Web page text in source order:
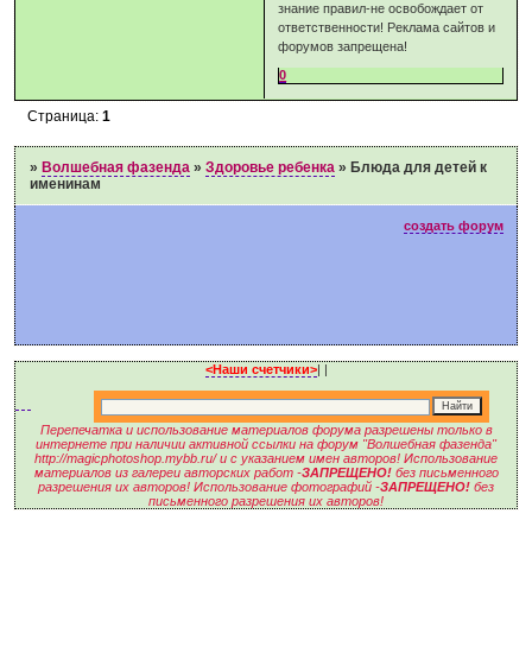
знание правил-не освобождает от
ответственности! Реклама сайтов и
форумов запрещена!
0
Страница:1
» Волшебная фазенда »Здоровье ребенка » Блюда для детей к
именинам
создать форум
<Наши счетчики>|
Перепечатка и использование материалов форума разрешены только в
интернете при наличии активной ссылки на форум "Волшебная фазенда"
http://magicphotoshop.mybb.ru/ и с указанием имен авторов! Использование
материалов из галереи авторских работ -ЗАПРЕЩЕНО!без письменного
разрешения их авторов! Использование фотографий -ЗАПРЕЩЕНО! без
письменного разрешения их авторов!